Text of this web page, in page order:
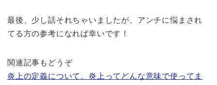
最後、少し話それちゃいましたが、アンチに悩まされ
てる方の参考になれば幸いです！
関連記事もどうぞ
炎上の定義について。炎上ってどんな意味で使ってま